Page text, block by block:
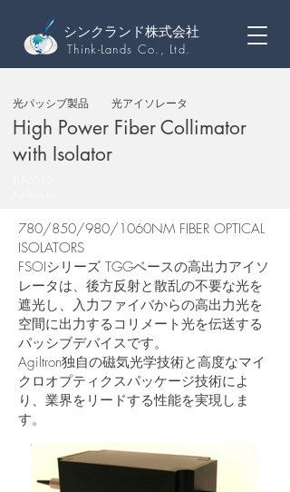
シンクランド株式会社
Think-Lands Co., Ltd.
光パッシブ製品 光アイソレータ
High Power Fiber Collimator
with Isolator
780/850/980/1060NM FIBER OPTICAL
ISOLATORS
FSOIシリーズ TGGベースの高出力アイソ
レータは、後方反射と散乱の不要な光を
遮光し、入力ファイバからの高出力光を
空間に出力するコリメート光を伝送する
パッシブデバイスです。
Agiltron独自の磁気光学技術と高度なマイ
クロオプティクスパッケージ技術によ
り、業界をリードする性能を実現しま
す。